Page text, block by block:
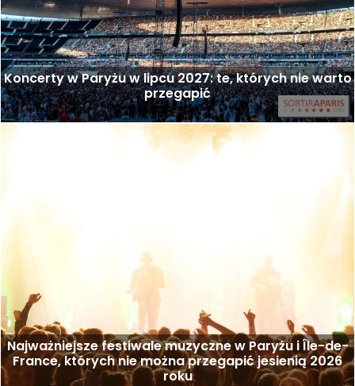
Koncerty w Paryżu w lipcu 2027: te, których nie warto
przegapić
Najważniejsze festiwale muzyczne w Paryżu i Île-de-
France, których nie można przegapić jesienią 2026
roku